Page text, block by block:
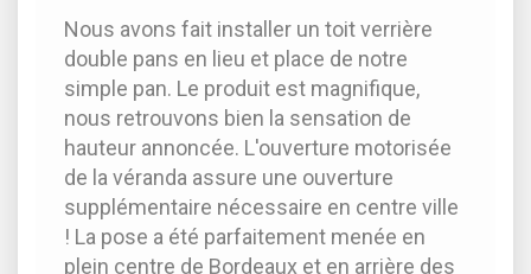
Nous avons fait installer un toit verrière
double pans en lieu et place de notre
simple pan. Le produit est magnifique,
nous retrouvons bien la sensation de
hauteur annoncée. L'ouverture motorisée
de la véranda assure une ouverture
supplémentaire nécessaire en centre ville
! La pose a été parfaitement menée en
plein centre de Bordeaux et en arrière des